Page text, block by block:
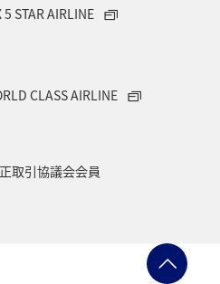
5 STAR AIRLINE
CLASS AIRLINE
取引協議会会員